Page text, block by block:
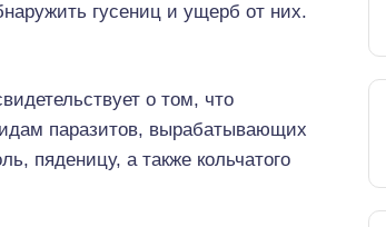
гусениц и ущерб от них.
о том, что
паразитов, вырабатывающих
пяденицу, а также кольчатого